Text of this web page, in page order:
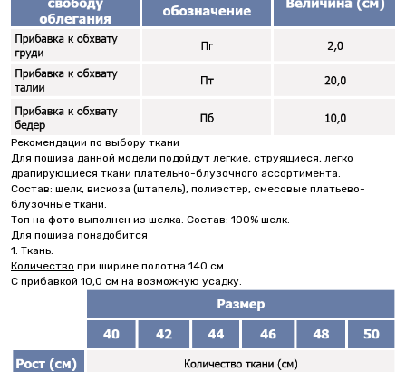
Рекомендации по выбору ткани
Для пошива данной модели подойдут легкие, струящиеся, легко
драпирующиеся ткани плательно-блузочного ассортимента.
Состав: шелк, вискоза (штапель), полиэстер, смесовые платьево-
блузочные ткани.
Топ на фото выполнен из шелка. Состав: 100% шелк.
Для пошива понадобится
1. Ткань:
Количество при ширине полотна 140 см.
С прибавкой 10,0 см на возможную усадку.